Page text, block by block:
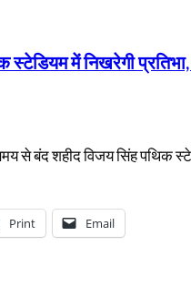
में निखरेगी
से बंद शहीद विजय सिंह पथिक
Print Email